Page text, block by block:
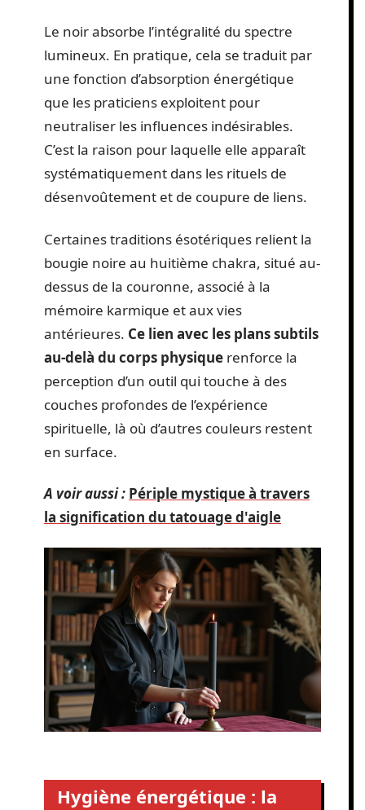
Le noir absorbe l’intégralité du spectre
lumineux. En pratique, cela se traduit par
une fonction d’absorption énergétique
que les praticiens exploitent pour
neutraliser les influences indésirables.
C’est la raison pour laquelle elle apparaît
systématiquement dans les rituels de
désenvoûtement et de coupure de liens.
Certaines traditions ésotériques relient la
bougie noire au huitième chakra, situé au-
dessus de la couronne, associé à la
mémoire karmique et aux vies
antérieures. Ce lien avec les plans subtils
au-delà du corps physique renforce la
perception d’un outil qui touche à des
couches profondes de l’expérience
spirituelle, là où d’autres couleurs restent
en surface.
A voir aussi : Périple mystique à travers
la signification du tatouage d'aigle
Hygiène énergétique : la